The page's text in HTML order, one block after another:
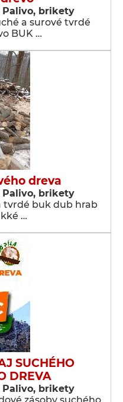
Palivo, brikety
a surové tvrdé
BUK …
dreva
Palivo, brikety
tvrdé buk dub hrab
…
SUCHÉHO
DREVA
Palivo, brikety